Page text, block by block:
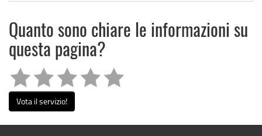
Quanto sono chiare le informazioni su
questa pagina?
Vota il servizio!